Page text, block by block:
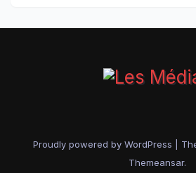
Proudly powered by WordPress
Themeansar.